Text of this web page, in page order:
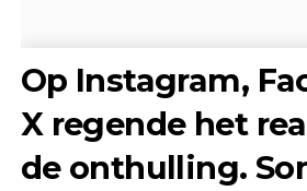
Op Instagram,
X regende het
de onthulling.